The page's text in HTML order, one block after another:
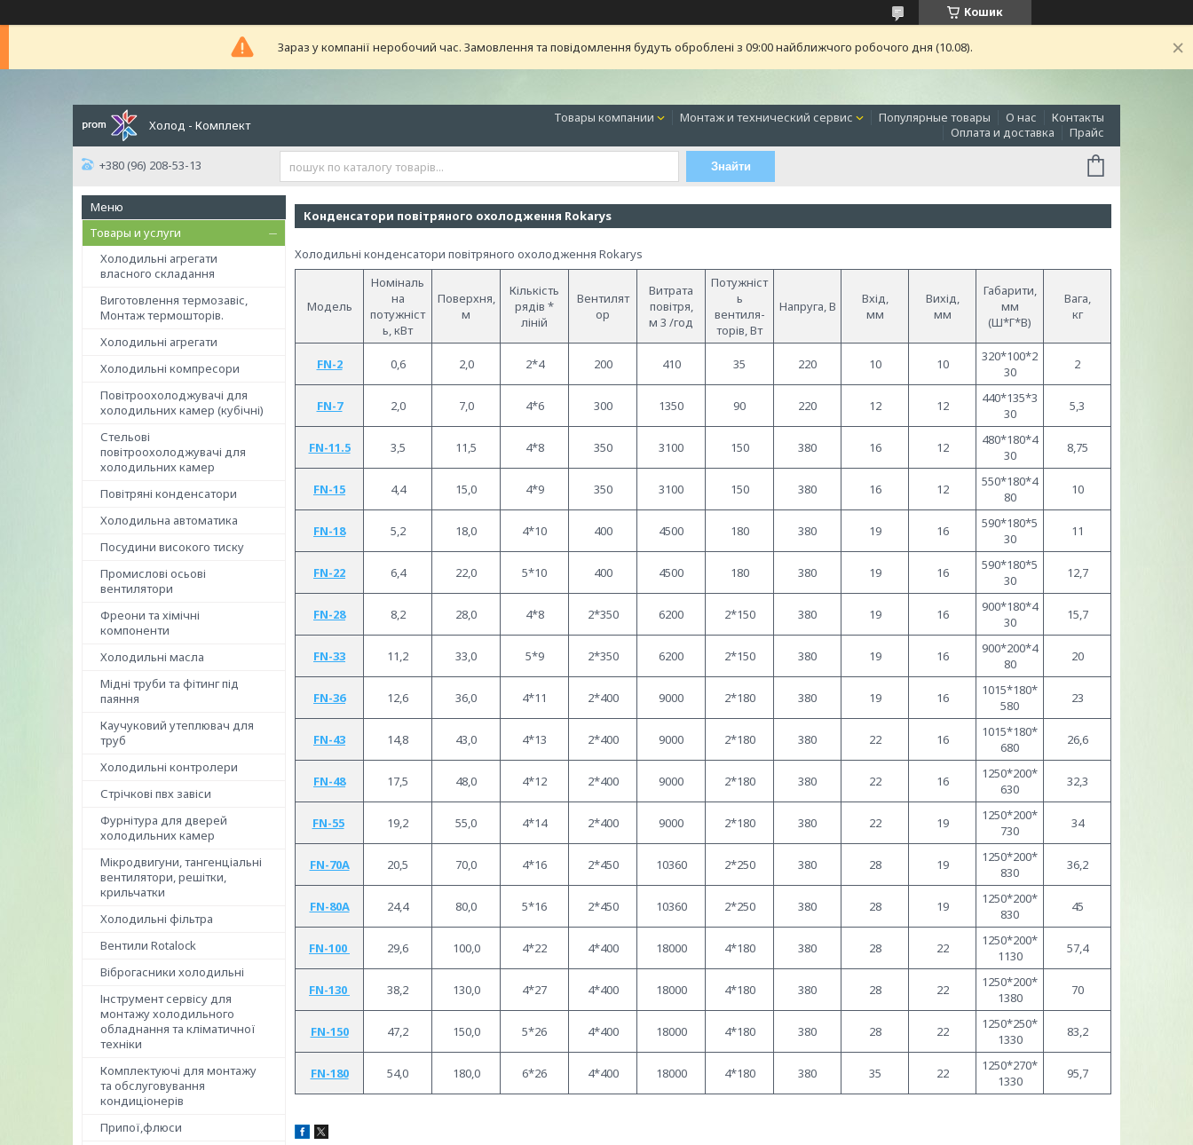
Кошик
Зараз у компанії неробочий час. Замовлення та повідомлення будуть оброблені з 09:00 найближчого робочого дня (10.08).
Холод - Комплект Товары компании Монтаж и технический сервис Популярные товары О нас
Контакты
Оплата и доставка
Прайс
+380 (96) 208-53-13 Знайти
Товары и услуги
Холодильні агрегати
власного складання
Виготовлення термозавіс,
Монтаж термошторів.
Холодильні агрегати
Холодильні компресори
Повітроохолоджувачі для
холодильних камер (кубічні)
Стельові
повітроохолоджувачі для
холодильних камер
Повітряні конденсатори
Холодильна автоматика
Посудини високого тиску
Промислові осьові
вентилятори
Фреони та хімічні
компоненти
Холодильні масла
Мідні труби та фітинг під
паяння
Каучуковий утеплювач для
труб
Холодильні контролери
Стрічкові пвх завіси
Фурнітура для дверей
холодильних камер
Мікродвигуни, тангенціальні
вентилятори, решітки,
крильчатки
Холодильні фільтра
Вентили Rotalock
Віброгасники холодильні
Інструмент сервісу для
монтажу холодильного
обладнання та кліматичної
техніки
Комплектуючі для монтажу
та обслуговування
кондиціонерів
Припої,флюси
Конденсатори повітряного охолодження Rokarys
Холодильні конденсатори повітряного охолодження Rokarys
Модель
Номіналь
на
потужніст
ь, кВт
Поверхня,
м
Кількість
рядів *
ліній
Вентилят
ор
Витрата
повітря,
м 3 /год
Потужніст
ь
вентиля-
торів, Вт
Напруга, В
Вхід,
мм
Вихід,
мм
Габарити,
мм
(Ш*Г*В)
Вага,
кг
FN-2 0,6 2,0 2*4 200 410 35 220 10 10
320*100*2
30
2
FN-7 2,0 7,0 4*6 300 1350 90 220 12 12
440*135*3
30
5,3
FN-11.5 3,5 11,5 4*8 350 3100 150 380 16 12
480*180*4
30
8,75
FN-15 4,4 15,0 4*9 350 3100 150 380 16 12
550*180*4
80
10
FN-18 5,2 18,0 4*10 400 4500 180 380 19 16
590*180*5
30
11
FN-22 6,4 22,0 5*10 400 4500 180 380 19 16
590*180*5
30
12,7
FN-28 8,2 28,0 4*8 2*350 6200 2*150 380 19 16
900*180*4
30
15,7
FN-33 11,2 33,0 5*9 2*350 6200 2*150 380 19 16
900*200*4
80
20
FN-36 12,6 36,0 4*11 2*400 9000 2*180 380 19 16
1015*180*
580
23
FN-43 14,8 43,0 4*13 2*400 9000 2*180 380 22 16
1015*180*
680
26,6
FN-48 17,5 48,0 4*12 2*400 9000 2*180 380 22 16
1250*200*
630
32,3
FN-55 19,2 55,0 4*14 2*400 9000 2*180 380 22 19
1250*200*
730
34
FN-70A 20,5 70,0 4*16 2*450 10360 2*250 380 28 19
1250*200*
830
36,2
FN-80A 24,4 80,0 5*16 2*450 10360 2*250 380 28 19
1250*200*
830
45
FN-100 29,6 100,0 4*22 4*400 18000 4*180 380 28 22
1250*200*
1130
57,4
FN-130 38,2 130,0 4*27 4*400 18000 4*180 380 28 22
1250*200*
1380
70
FN-150 47,2 150,0 5*26 4*400 18000 4*180 380 28 22
1250*250*
1330
83,2
FN-180 54,0 180,0 6*26 4*400 18000 4*180 380 35 22
1250*270*
1330
95,7